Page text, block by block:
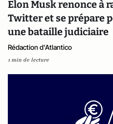
Elon Musk renonce à
Twitter et se prépare
une bataille judiciaire
Rédaction d'Atlantico
1 min de lecture